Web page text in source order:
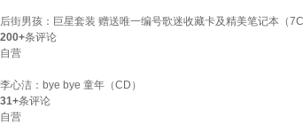
后街男孩：巨星套装 赠送唯一编号歌迷收藏卡及精美笔记本（
200+条评论
自营
李心洁：bye bye 童年（CD）
31+条评论
自营